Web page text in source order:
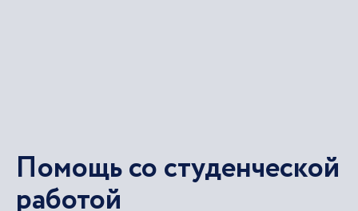
Помощь со студенческой
работой